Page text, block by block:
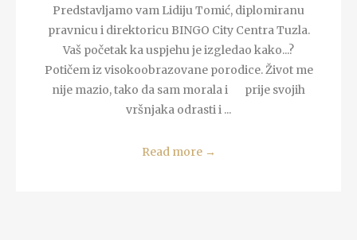
Predstavljamo vam Lidiju Tomić, diplomiranu
pravnicu i direktoricu BINGO City Centra Tuzla.
Vaš početak ka uspjehu je izgledao kako...?
Potičem iz visokoobrazovane porodice. Život me
nije mazio, tako da sam morala i prije svojih
vršnjaka odrasti i ...
Read more →